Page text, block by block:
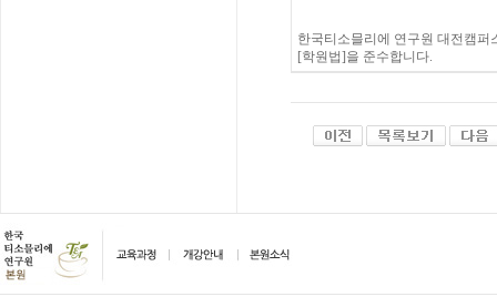
한국티소믈리에 연구원 대전캠
[학원법]을 준수합니다.